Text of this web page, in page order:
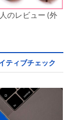
のレビュー (外
ティブチェック